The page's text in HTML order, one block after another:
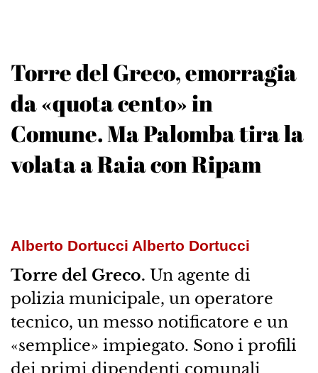
Torre del Greco, emorragia
da «quota cento» in
Comune. Ma Palomba tira la
volata a Raia con Ripam
Alberto Dortucci Alberto Dortucci
Torre del Greco. Un agente di
polizia municipale, un operatore
tecnico, un messo notificatore e un
«semplice» impiegato. Sono i profili
dei primi dipendenti comunali